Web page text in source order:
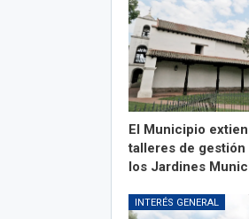
El Municipio
talleres de gestión
los Jardines
INTERÉS GENERAL